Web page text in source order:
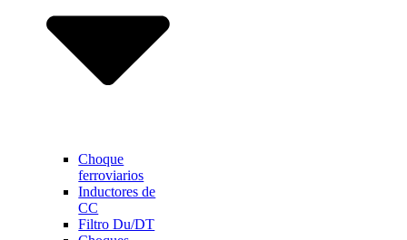
Choque
ferroviarios
Inductores de
CC
Filtro Du/DT